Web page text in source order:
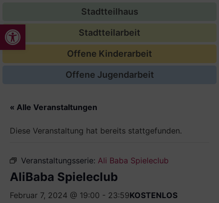
Werkzeugleiste öffnen
Stadtteilhaus
Stadtteilarbeit
Offene Kinderarbeit
Offene Jugendarbeit
« Alle Veranstaltungen
Diese Veranstaltung hat bereits stattgefunden.
Veranstaltungsserie: Ali Baba Spieleclub
AliBaba Spieleclub
Februar 7, 2024 @ 19:00 - 23:59KOSTENLOS